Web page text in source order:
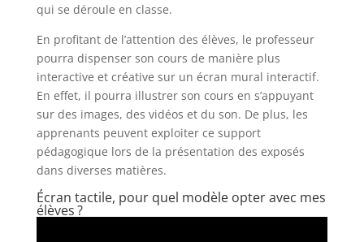
qui se déroule en classe.
En profitant de l’attention des élèves, le professeur
pourra dispenser son cours de manière plus
interactive et créative sur un écran mural interactif.
En effet, il pourra illustrer son cours en s’appuyant
sur des images, des vidéos et du son. De plus, les
apprenants peuvent exploiter ce support
pédagogique lors de la présentation des exposés
dans diverses matières.
Écran tactile, pour quel modèle opter avec mes
élèves ?